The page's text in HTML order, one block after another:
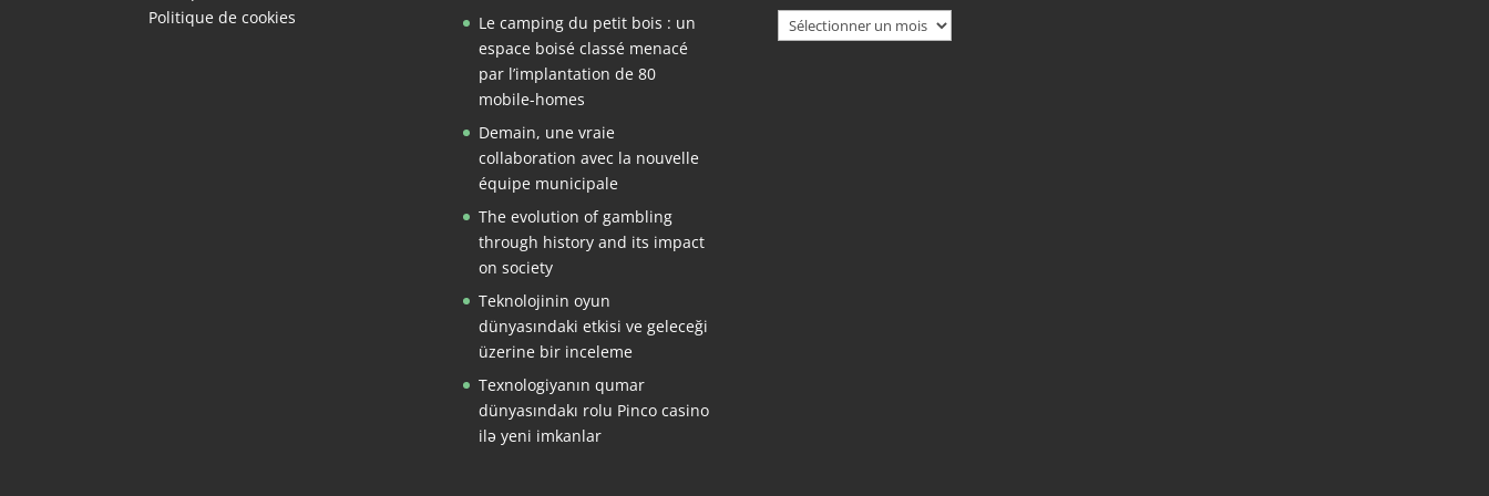
Politique de cookies
Le camping du petit bois : un
espace boisé classé menacé
par l’implantation de 80
mobile-homes
Demain, une vraie
collaboration avec la nouvelle
équipe municipale
The evolution of gambling
through history and its impact
on society
Teknolojinin oyun
dünyasındaki etkisi ve geleceği
üzerine bir inceleme
Texnologiyanın qumar
dünyasındakı rolu Pinco casino
ilə yeni imkanlar
Archives